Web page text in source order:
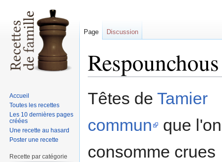
Respounchous
Sauter
navigation
Sauter
recherche
Têtes de Tamier
commun
que l'on
consomme crues
Page Discussion
Accueil
Toutes les recettes
Les 10 dernières pages
créées
Une recette au hasard
Poster une recette
Recette par catégorie